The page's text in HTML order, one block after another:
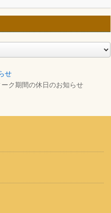
せ
ク期間の休日のお知らせ